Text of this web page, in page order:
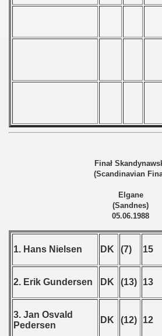
Finał
(Scandinavian
Elgane
(Sandnes)
05.06.1988
1. Hans Nielsen DK (7) 15
2. Erik Gundersen DK (13) 13
3. Jan Osvald
Pedersen
DK (12) 12
Qualification) - 1988
Qualifications) - 1988
Round) - 1988
- 1989
- 1990